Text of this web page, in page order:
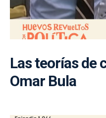
Las teorías de
Omar Bula